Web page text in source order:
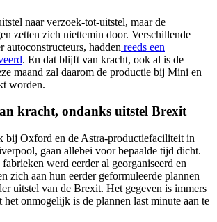
naar verzoek-tot-uitstel, maar de
zetten zich niettemin door. Verschillende
autoconstructeurs, hadden reeds een
. En dat blijft van kracht, ook al is de
maand zal daarom de productie bij Mini en
worden.
kracht, ondanks uitstel Brexit
bij Oxford en de Astra-productiefaciliteit in
gaan allebei voor bepaalde tijd dicht.
werd eerder al georganiseerd en
zich aan hun eerder geformuleerde plannen
uitstel van de Brexit. Het gegeven is immers
het onmogelijk is de plannen last minute aan te